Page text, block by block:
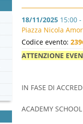
18/11/2025 15:00
Piazza Nicola
Codice evento:
ATTENZIONE
IN FASE DI
ACADEMY